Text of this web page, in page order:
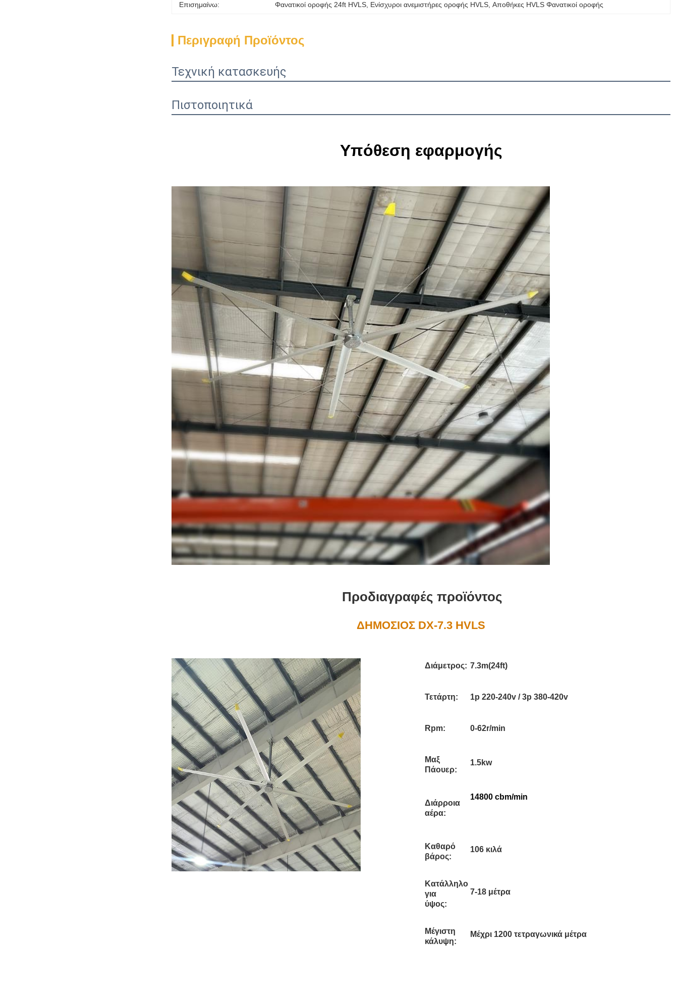
Επισημαίνω: Φανατικοί οροφής 24ft HVLS, Ενίσχυροι ανεμιστήρες οροφής HVLS, Αποθήκες HVLS Φανατικοί οροφής
Περιγραφή Προϊόντος
Τεχνική κατασκευής
Πιστοποιητικά
Υπόθεση εφαρμογής
Προδιαγραφές προϊόντος
ΔΗΜΟΣΙΟΣ DX-7.3 HVLS
Διάμετρος: 7.3m(24ft)
Τετάρτη: 1p 220-240v / 3p 380-420v
Rpm: 0-62r/min
Μαξ
Πάουερ:
1.5kw
Διάρροια
αέρα:
14800 cbm/min
Καθαρό
βάρος:
106 κιλά
Κατάλληλο
για
ύψος:
7-18 μέτρα
Μέγιστη
κάλυψη:
Μέχρι 1200 τετραγωνικά μέτρα